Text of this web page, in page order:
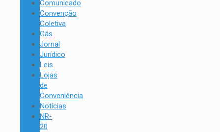
Comunicado
Convenção
Coletiva
Gás
Jornal
Jurídico
Leis
Lojas
de
Conveniência
Notícias
NR-
20